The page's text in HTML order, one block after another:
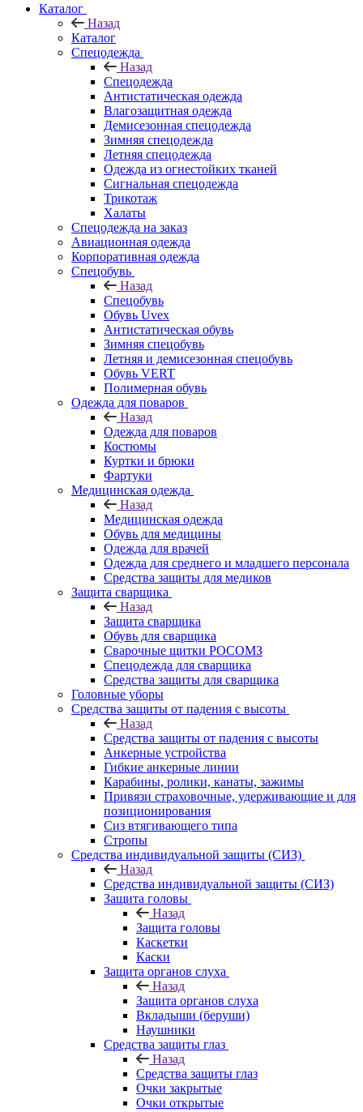
Каталог
Назад
Каталог
Спецодежда
Назад
Спецодежда
Антистатическая одежда
Влагозащитная одежда
Демисезонная спецодежда
Зимняя спецодежда
Летняя спецодежда
Одежда из огнестойких тканей
Сигнальная спецодежда
Трикотаж
Халаты
Спецодежда на заказ
Авиационная одежда
Корпоративная одежда
Спецобувь
Назад
Спецобувь
Обувь Uvex
Антистатическая обувь
Зимняя спецобувь
Летняя и демисезонная спецобувь
Обувь VERT
Полимерная обувь
Одежда для поваров
Назад
Одежда для поваров
Костюмы
Куртки и брюки
Фартуки
Медицинская одежда
Назад
Медицинская одежда
Обувь для медицины
Одежда для врачей
Одежда для среднего и младшего персонала
Средства защиты для медиков
Защита сварщика
Назад
Защита сварщика
Обувь для сварщика
Сварочные щитки РОСОМЗ
Спецодежда для сварщика
Средства защиты для сварщика
Головные уборы
Средства защиты от падения с высоты
Назад
Средства защиты от падения с высоты
Анкерные устройства
Гибкие анкерные линии
Карабины, ролики, канаты, зажимы
Привязи страховочные, удерживающие и для
позиционирования
Сиз втягивающего типа
Стропы
Средства индивидуальной защиты (СИЗ)
Назад
Средства индивидуальной защиты (СИЗ)
Защита головы
Назад
Защита головы
Каскетки
Каски
Защита органов слуха
Назад
Защита органов слуха
Вкладыши (беруши)
Наушники
Средства защиты глаз
Назад
Средства защиты глаз
Очки закрытые
Очки открытые